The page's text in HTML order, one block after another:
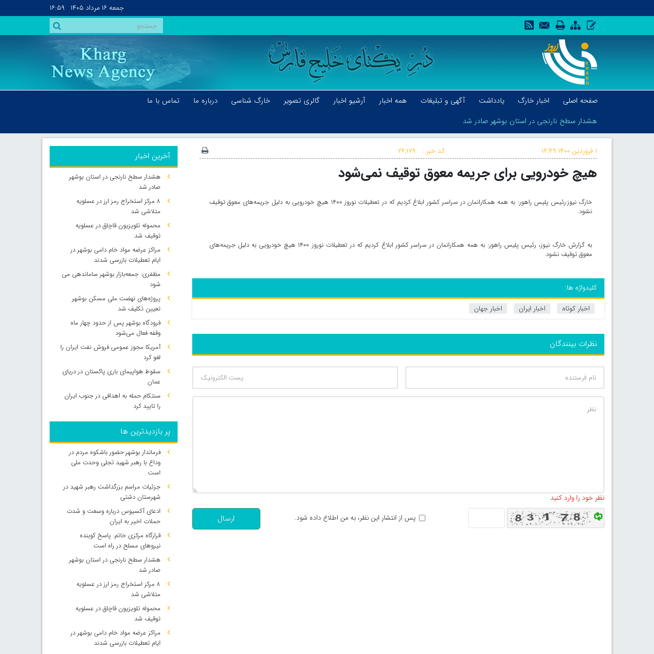
جمعه ۱۶ مرداد ۱۴۰۵ ۱۶:۵۹
صفحه اصلی اخبار خارگ یادداشت آگهی و تبلیغات همه اخبار آرشیو اخبار گالری تصویر خارگ شناسی درباره ما
تماس با ما
هشدار سطح نارنجی در استان بوشهر صادر شد
هشدار سطح نارنجی در استان بوشهر صادر شد
کد خبر : ۲۶,۱۷۹ ۱ فروردین ۱۴۰۰ ۱۶:۴۹
هیچ خودرویی برای جریمه‌ معوق توقیف نمی‌شود
خارگ نیوز:رئیس پلیس راهور: به همه همکارانمان در سراسر کشور ابلاغ کردیم که در تعطیلات نوروز ۱۴۰۰ هیچ خودرویی به دلیل جریمه‌های معوق توقیف
نشود.
به گزارش خارگ نیوز، رئیس پلیس راهور: به همه همکارانمان در سراسر کشور ابلاغ کردیم که در تعطیلات نوروز ۱۴۰۰ هیچ خودرویی به دلیل جریمه‌های
معوق توقیف نشود.
کلیدواژه ها:
اخبار کوتاه
اخبار ایران اخبار جهان
نظرات بینندگان
نظر خود را وارد کنید
پس از انتشار این نظر، به من اطلاع داده شود.
ارسال
آخرین اخبار
هشدار سطح نارنجی در استان بوشهر
صادر شد
۸ مرکز استخراج رمز ارز در عسلویه
متلاشی شد
محموله تلویزیون قاچاق در عسلویه
توقیف شد
مراکز عرضه مواد خام دامی بوشهر در
ایام تعطیلات بازرسی شدند
مظفری: جمعه‌بازار بوشهر ساماندهی می‌
شود
پروژه‌های نهضت ملی مسکن بوشهر
تعیین تکلیف شد
فرودگاه بوشهر پس از حدود چهار ماه
وقفه فعال می‌شود
آمریکا مجوز عمومی فروش نفت ایران را
لغو کرد
سقوط هواپیمای باری پاکستان در دریای
عمان
سنتکام حمله به اهدافی در جنوب ایران
را تایید کرد
پر بازدیدترین ها
فرماندار بوشهر:حضور باشکوه مردم در
وداع با رهبر شهید تجلی وحدت ملی
است
جزئیات مراسم بزرگداشت رهبر شهید در
شهرستان دشتی
ادعای آکسیوس درباره وسعت و شدت
حملات اخیر به ایران
قرارگاه مرکزی خاتم: پاسخ کوبنده
نیروهای مسلح در راه است
هشدار سطح نارنجی در استان بوشهر
صادر شد
۸ مرکز استخراج رمز ارز در عسلویه
متلاشی شد
محموله تلویزیون قاچاق در عسلویه
توقیف شد
مراکز عرضه مواد خام دامی بوشهر در
ایام تعطیلات بازرسی شدند